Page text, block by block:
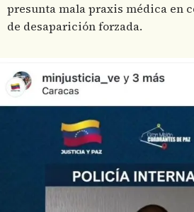
presunta mala praxis médica en
de desaparición forzada.